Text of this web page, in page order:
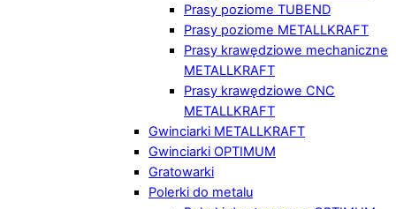
Prasy poziome TUBEND
Prasy poziome METALLKRAFT
Prasy krawędziowe mechaniczne
METALLKRAFT
Prasy krawędziowe CNC
METALLKRAFT
Gwinciarki METALLKRAFT
Gwinciarki OPTIMUM
Gratowarki
Polerki do metalu